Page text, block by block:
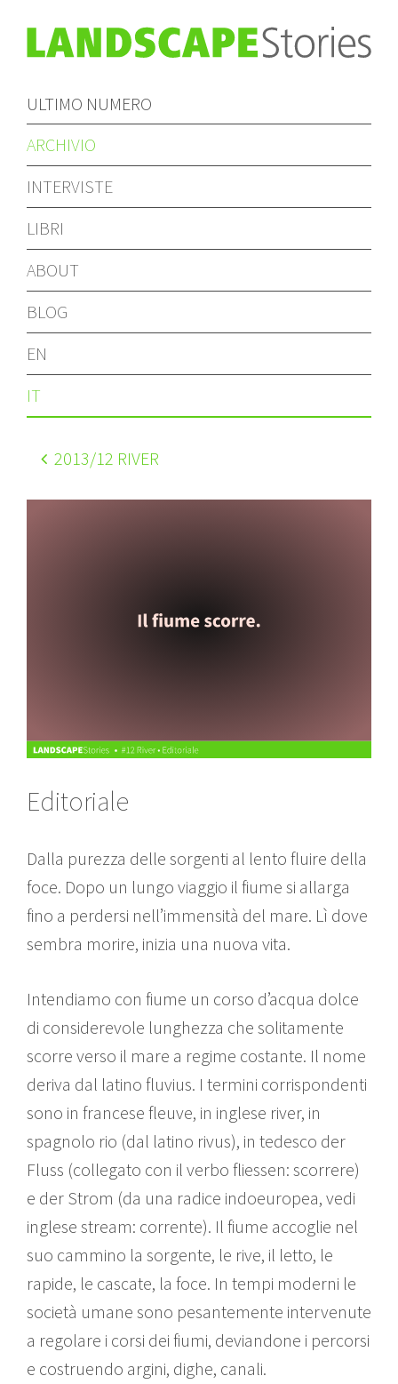
ULTIMO NUMERO
ARCHIVIO
INTERVISTE
LIBRI
ABOUT
BLOG
EN
IT
2013/12 RIVER
Editoriale
Dalla purezza delle sorgenti al lento fluire della
foce. Dopo un lungo viaggio il fiume si allarga
fino a perdersi nell’immensità del mare. Lì dove
sembra morire, inizia una nuova vita.
Intendiamo con fiume un corso d’acqua dolce
di considerevole lunghezza che solitamente
scorre verso il mare a regime costante. Il nome
deriva dal latino fluvius. I termini corrispondenti
sono in francese fleuve, in inglese river, in
spagnolo rio (dal latino rivus), in tedesco der
Fluss (collegato con il verbo fliessen: scorrere)
e der Strom (da una radice indoeuropea, vedi
inglese stream: corrente). Il fiume accoglie nel
suo cammino la sorgente, le rive, il letto, le
rapide, le cascate, la foce. In tempi moderni le
società umane sono pesantemente intervenute
a regolare i corsi dei fiumi, deviandone i percorsi
e costruendo argini, dighe, canali.